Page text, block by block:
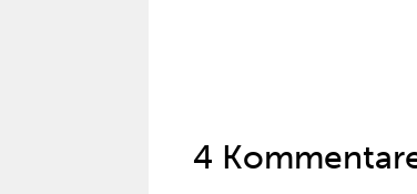
4